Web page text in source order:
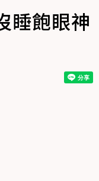
睡飽眼神